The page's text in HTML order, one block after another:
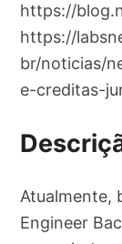
https://
https://
br/noticias/
e-creditas-
Atualmente,
Engineer